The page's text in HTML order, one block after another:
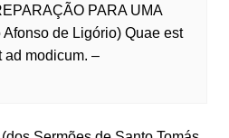
PARA UMA
Afonso de Ligório) Quae est
ad modicum. –